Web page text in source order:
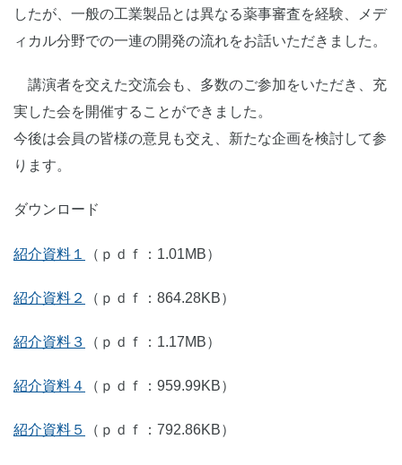
したが、一般の工業製品とは異なる薬事審査を経験、メデ
ィカル分野での一連の開発の流れをお話いただきました。
講演者を交えた交流会も、多数のご参加をいただき、充
実した会を開催することができました。
今後は会員の皆様の意見も交え、新たな企画を検討して参
ります。
ダウンロード
紹介資料１ （ｐｄｆ：1.01MB）
紹介資料２ （ｐｄｆ：864.28KB）
紹介資料３ （ｐｄｆ：1.17MB）
紹介資料４ （ｐｄｆ：959.99KB）
紹介資料５ （ｐｄｆ：792.86KB）